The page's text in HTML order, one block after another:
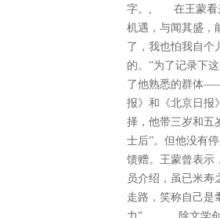
字。, 在王蒙看来
机遇，与闻其盛，
了，我也怕我自个
的。”为了记录下
了他熟悉的群体
报》和《北京日
择，他带三岁和五
士后”。但他没有
馈赠。王蒙曾表
员介绍，虽已米寿
走路，笑称自己是